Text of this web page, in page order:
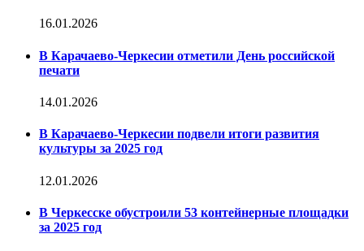
16.01.2026
В Карачаево-Черкесии отметили День российской
печати
14.01.2026
В Карачаево-Черкесии подвели итоги развития
культуры за 2025 год
12.01.2026
В Черкесске обустроили 53 контейнерные площадки
за 2025 год